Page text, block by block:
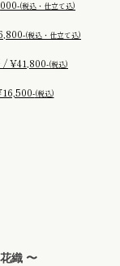
(税込・仕立て込)
(税込・仕立て込)
/ ¥41,800-(税込)
(税込)
織 〜